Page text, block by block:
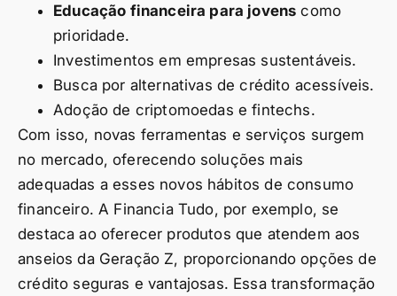
Educação financeira para jovens como
prioridade.
Investimentos em empresas sustentáveis.
Busca por alternativas de crédito acessíveis.
Adoção de criptomoedas e fintechs.
Com isso, novas ferramentas e serviços surgem
no mercado, oferecendo soluções mais
adequadas a esses novos hábitos de consumo
financeiro. A Financia Tudo, por exemplo, se
destaca ao oferecer produtos que atendem aos
anseios da Geração Z, proporcionando opções de
crédito seguras e vantajosas. Essa transformação